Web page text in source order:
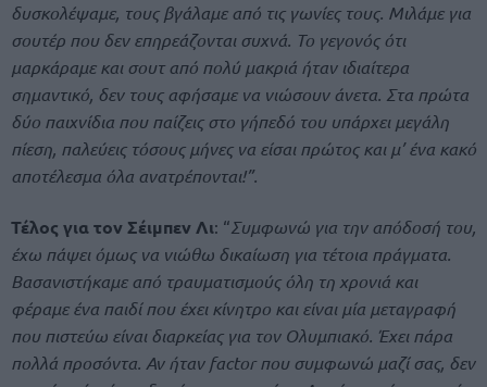
δυσκολέψαμε, τους βγάλαμε από τις γωνίες τους. Μιλάμε για
σουτέρ που δεν επηρεάζονται συχνά. Το γεγονός ότι
μαρκάραμε και σουτ από πολύ μακριά ήταν ιδιαίτερα
σημαντικό, δεν τους αφήσαμε να νιώσουν άνετα. Στα πρώτα
δύο παιχνίδια που παίζεις στο γήπεδό του υπάρχει μεγάλη
πίεση, παλεύεις τόσους μήνες να είσαι πρώτος και μ’ ένα κακό
αποτέλεσμα όλα ανατρέπονται!”.
Τέλος για τον Σέιμπεν Λι: “Συμφωνώ για την απόδοσή του,
έχω πάψει όμως να νιώθω δικαίωση για τέτοια πράγματα.
Βασανιστήκαμε από τραυματισμούς όλη τη χρονιά και
φέραμε ένα παιδί που έχει κίνητρο και είναι μία μεταγραφή
που πιστεύω είναι διαρκείας για τον Ολυμπιακό. Έχει πάρα
πολλά προσόντα. Αν ήταν factor που συμφωνώ μαζί σας, δεν